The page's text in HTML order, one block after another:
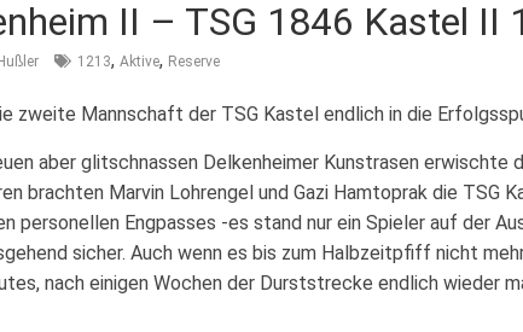
II – TSG 1846 Kastel II
1213, Aktive, Reserve
zweite Mannschaft der TSG Kastel endlich in die
aber glitschnassen Delkenheimer Kunstrasen erwischte
brachten Marvin Lohrengel und Gazi Hamtoprak die TSG
personellen Engpasses -es stand nur ein Spieler auf der
sicher. Auch wenn es bis zum Halbzeitpfiff nicht
nach einigen Wochen der Durststrecke endlich wieder